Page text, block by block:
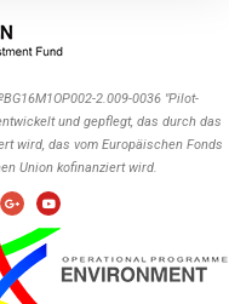
2.009-0036 "Pilot-
und gepflegt, das durch das
wird, das vom Europäischen Fonds
Union kofinanziert wird.